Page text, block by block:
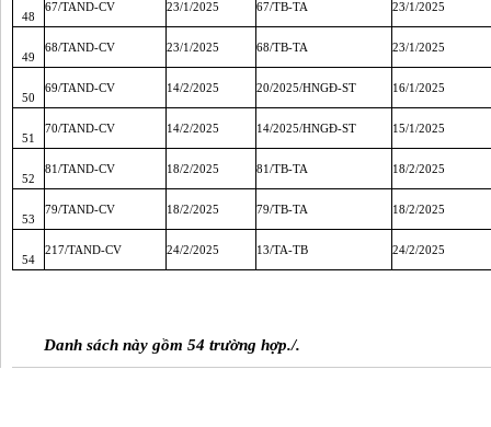
48
67/TAND-CV 23/1/2025 67/TB-TA 23/1/2025
49
68/TAND-CV 23/1/2025 68/TB-TA 23/1/2025
50
69/TAND-CV 14/2/2025 20/2025/HNGĐ-ST 16/1/2025
51
70/TAND-CV 14/2/2025 14/2025/HNGĐ-ST 15/1/2025
52
81/TAND-CV 18/2/2025 81/TB-TA 18/2/2025
53
79/TAND-CV 18/2/2025 79/TB-TA 18/2/2025
54
217/TAND-CV 24/2/2025 13/TA-TB 24/2/2025
Danh sách này gồm 54 trường hợp./.